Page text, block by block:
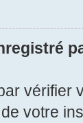
vérifier
votre